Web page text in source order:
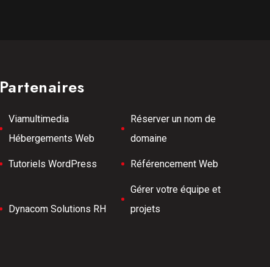
Partenaires
Viamultimedia
Hébergements Web
Réserver un nom de
domaine
Tutoriels WordPress Référencement Web
Dynacom Solutions RH
Gérer votre équipe et
projets